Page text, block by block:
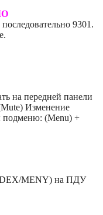
9301.
на передней панели
Изменение
подменю: (Menu) +
MENY) на ПДУ